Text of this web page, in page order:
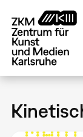
zum
Inhalt